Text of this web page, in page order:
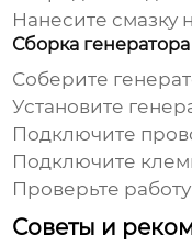
Нанесите смазку
Сборка генератора
Соберите
Установите
Подключите
Подключите
Проверьте
Советы и